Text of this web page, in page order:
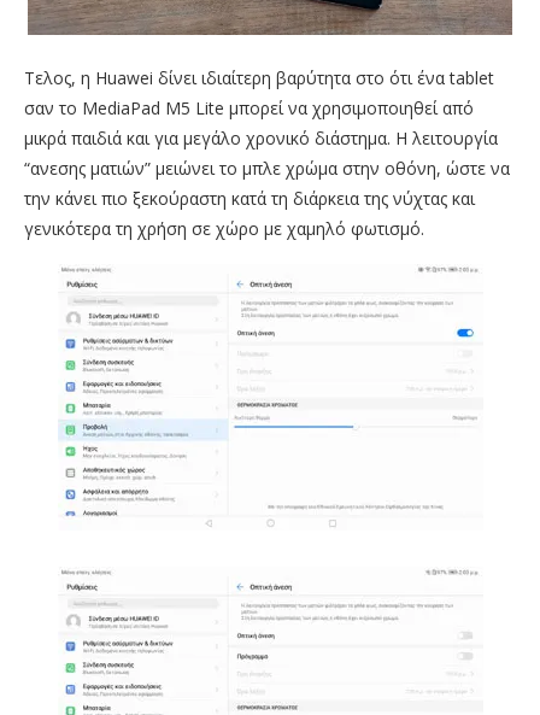
Τελος, η Huawei δίνει ιδιαίτερη βαρύτητα στο ότι ένα tablet
σαν το MediaPad M5 Lite μπορεί να χρησιμοποιηθεί από
μικρά παιδιά και για μεγάλο χρονικό διάστημα. Η λειτουργία
“ανεσης ματιών” μειώνει το μπλε χρώμα στην οθόνη, ώστε να
την κάνει πιο ξεκούραστη κατά τη διάρκεια της νύχτας και
γενικότερα τη χρήση σε χώρο με χαμηλό φωτισμό.